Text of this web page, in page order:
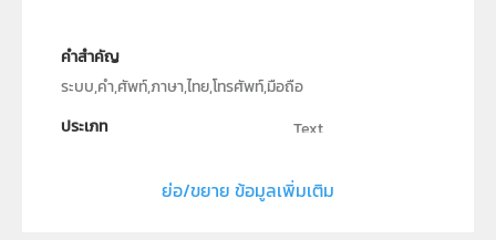
คำสำคัญ
ระบบ,คำ,ศัพท์,ภาษา,ไทย,โทรศัพท์,มือถือ
ประเภท
Text
ภาควิชาคณิตศาสตร์ คณะวิทยาศาสตร์ มหาวิทยาลัยมหิดล
ย่อ/ขยาย ข้อมูลเพิ่มเติม